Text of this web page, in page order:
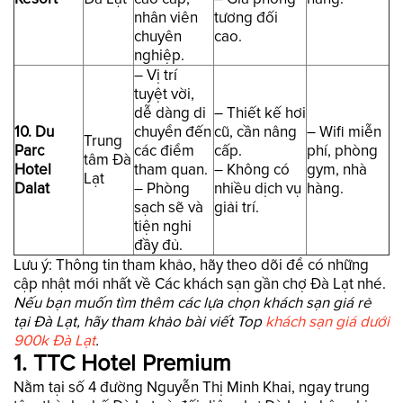
nhân viên
chuyên
nghiệp.
tương đối
cao.
10. Du
Parc
Hotel
Dalat
Trung
tâm Đà
Lạt
– Vị trí
tuyệt vời,
dễ dàng di
chuyển đến
các điểm
tham quan.
– Phòng
sạch sẽ và
tiện nghi
đầy đủ.
– Thiết kế hơi
cũ, cần nâng
cấp.
– Không có
nhiều dịch vụ
giải trí.
– Wifi miễn
phí, phòng
gym, nhà
hàng.
Lưu ý: Thông tin tham khảo, hãy theo dõi để có những
cập nhật mới nhất về Các khách sạn gần chợ Đà Lạt nhé.
Nếu bạn muốn tìm thêm các lựa chọn khách sạn giá rẻ
tại Đà Lạt, hãy tham khảo bài viết Topkhách sạn giá dưới
900k Đà Lạt.
1. TTC Hotel Premium
Nằm tại số 4 đường Nguyễn Thị Minh Khai, ngay trung